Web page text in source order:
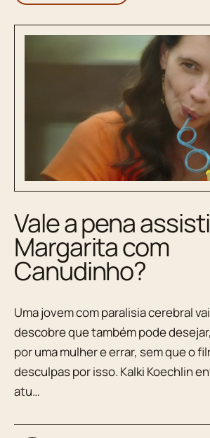
Vale a pena
Margarita com
Canudinho?
Uma jovem com paralisia cerebral
descobre que também pode
por uma mulher e errar, sem que o
desculpas por isso. Kalki Koechlin
atu…